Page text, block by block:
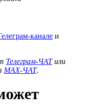
канале и
Телеграм-ЧАТили
MAX-ЧАТ.